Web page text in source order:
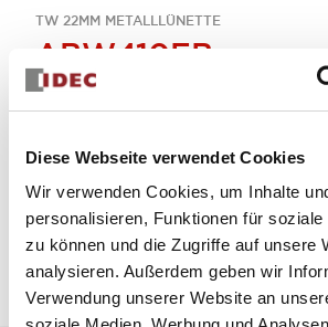
Diese Webseite verwendet Cookies
Wir verwenden Cookies, um Inhalte
personalisieren, Funktionen für soziale
zu können und die Zugriffe auf unsere
analysieren. Außerdem geben wir
Verwendung unserer Website an
TW 22MM METALLLÜNETTE
ABW410EB
DRUCKTASTENSCHALTER
zum Zitat